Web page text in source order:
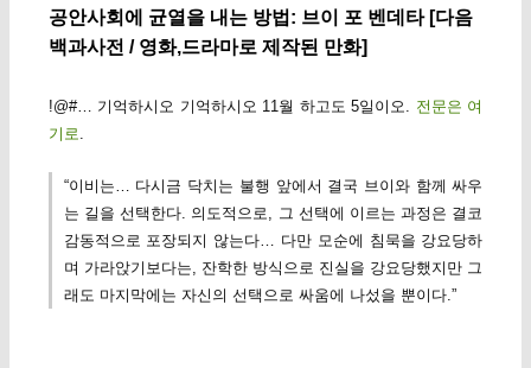
공안사회에 균열을 내는 방법: 브이 포 벤데타 [다음
백과사전 / 영화,드라마로 제작된 만화]
!@#… 기억하시오 기억하시오 11월 하고도 5일이오. 전문은 여
기로
“이비는… 다시금 닥치는 불행 앞에서 결국 브이와 함께 싸우
는 길을 선택한다. 의도적으로, 그 선택에 이르는 과정은 결코
감동적으로 포장되지 않는다… 다만 모순에 침묵을 강요당하
며 가라앉기보다는, 잔학한 방식으로 진실을 강요당했지만 그
래도 마지막에는 자신의 선택으로 싸움에 나섰을 뿐이다.”